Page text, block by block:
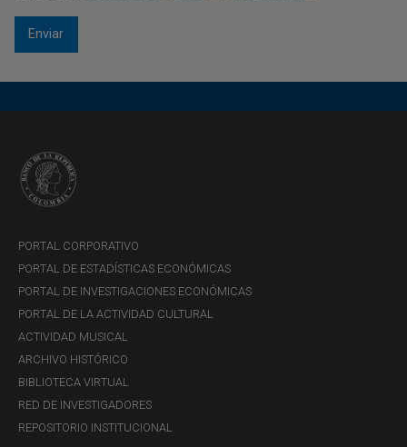
nombre del depositante
Pagos del Departamento de Servicios
Administrativos:
número de identificación de la persona que
realiza el pago
valor a pagar
nombre del titular
nombre del depositante
sucursal
Pagos de Tesorería y Central de Efectivo:
concepto (verifique en la
pagos y recaudos
PORTAL CORPORATIVO
PORTAL DE ESTADÍSTICAS ECONÓMICAS
PORTAL DE INVESTIGACIONES ECONÓMICAS
PORTAL DE LA ACTIVIDAD CULTURAL
ACTIVIDAD MUSICAL
ARCHIVO HISTÓRICO
BIBLIOTECA VIRTUAL
RED DE INVESTIGADORES
REPOSITORIO INSTITUCIONAL